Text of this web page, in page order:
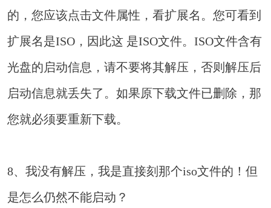
的，您应该点击文件属性，看扩展名。您可看到
扩展名是ISO，因此这 是ISO文件。ISO文件含有
光盘的启动信息，请不要将其解压，否则解压后
启动信息就丢失了。如果原下载文件已删除，那
您就必须要重新下载。
8、我没有解压，我是直接刻那个iso文件的！但
是怎么仍然不能启动？